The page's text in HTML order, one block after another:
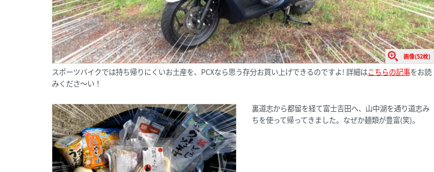
画像(52枚)
スポーツバイクでは持ち帰りにくいお土産を、PCXなら思う存分お買い上げできるのですよ! 詳細はこちらの記事をお読
みくださ～い！
裏道志から都留を経て富士吉田へ、山中湖を通り道志み
ちを使って帰ってきました。なぜか麺類が豊富(笑)。